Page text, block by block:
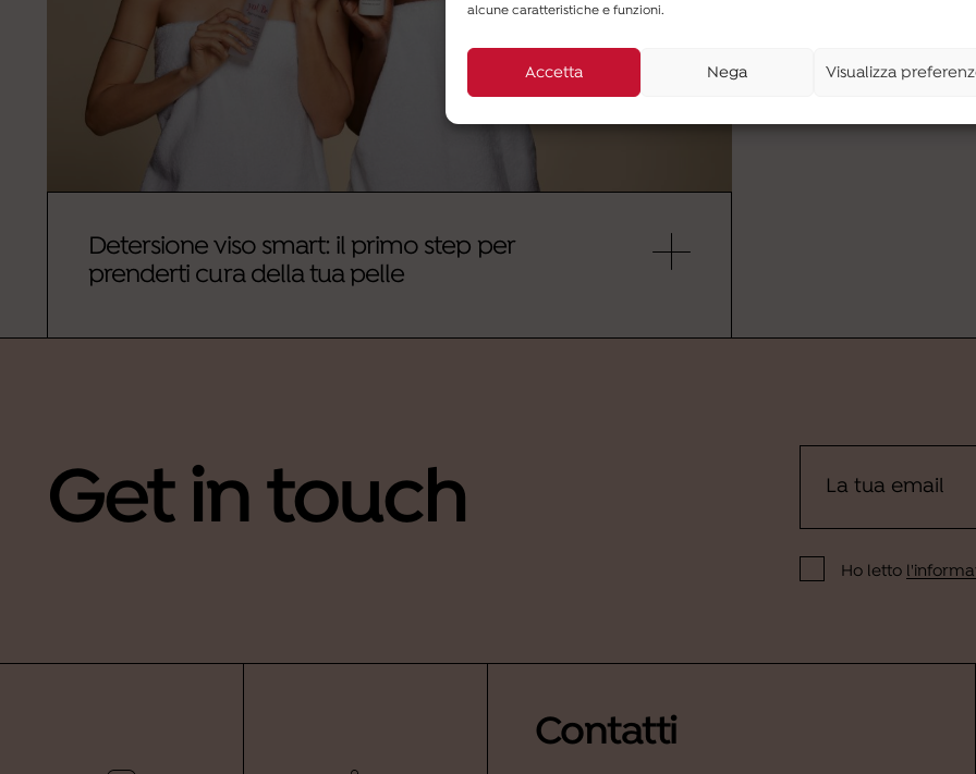
alcune caratteristiche e funzioni.
Accetta Nega Visualizza
Detersione viso smart: il primo step per
prenderti cura della tua pelle
Get in touch
Ho letto
Contatti